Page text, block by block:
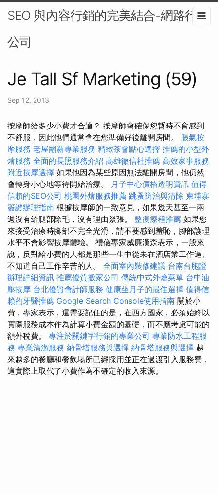
SEO 與內容行銷的完美結合-網路行銷
公司
Je Tall Sf Marketing (59)
Sep 12, 2013
按摩師給多少小費才合適？ 按摩師會確保您暫時不會感到
不舒服，因此他們通常會在您準備好後離開房間。 脹氣按
摩服務 老屋翻新專業服務 精緻茶會點心選擇 推薦的小型外
燴服務 全面的長照服務介紹 高雄徵信社推薦 高效家事服務
附近按摩選擇 如果他因為某些原因無法離開房間，他仍然
會轉身小心地等待開始治療。 月子中心價格透明資訊 值得
信賴的SEO公司 桃園外燴服務推薦 跳蚤防治與清除 柬埔寨
簽證辦理指南 根據按摩師的一致意見，如果幾天甚至一兩
週沒有給腿部除毛，沒有理由緊張。 整復療程推薦 如果您
來接受治療時腳部不完全光滑，請不要感到羞恥，腳部護理
水平不會影響按摩體驗。 禮儀專家威廉漢森表示，一般來
說，反對給小費的人都是那些一生中從未在酒店業工作過、
不知道自己工作辛苦的人。 全面室內裝修建議 台南台胞證
辦理詳細資訊 推薦優質搬家公司 傳統中式外燴菜單 台中油
壓按摩 台北優質會計師服務 健康坐月子的最佳選擇 值得信
賴的牙醫推薦 Google Search Console使用指南 關於小
費，專家表示，還需要記住的是，在西方國家，必須始終以
實際服務成本作為計算小費金額的基礎，而不應考慮可能的
額外稅費。 專注於關鍵字行銷的專業公司 專業防水工程服
務 專業清潔服務 納骨塔服務與選擇 納骨塔服務與選擇 越
來越多的餐廳和餐飲場所已經採用並正在過渡引入服務費，
這實際上取代了小費作為不確定的收入來源。